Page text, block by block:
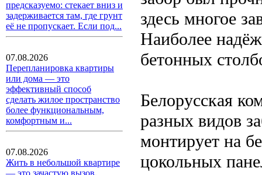
предсказуемо: стекает вниз и
задерживается там, где грунт
её не пропускает. Если под...
07.08.2026
Перепланировка квартиры
или дома — это
эффективный способ
сделать жилое пространство
более функциональным,
комфортным и...
07.08.2026
Жить в небольшой квартире
— это зачастую вызов,
здесь многое
Наиболее
бетонных
Белорусская
разных видов
монтирует на
цокольных